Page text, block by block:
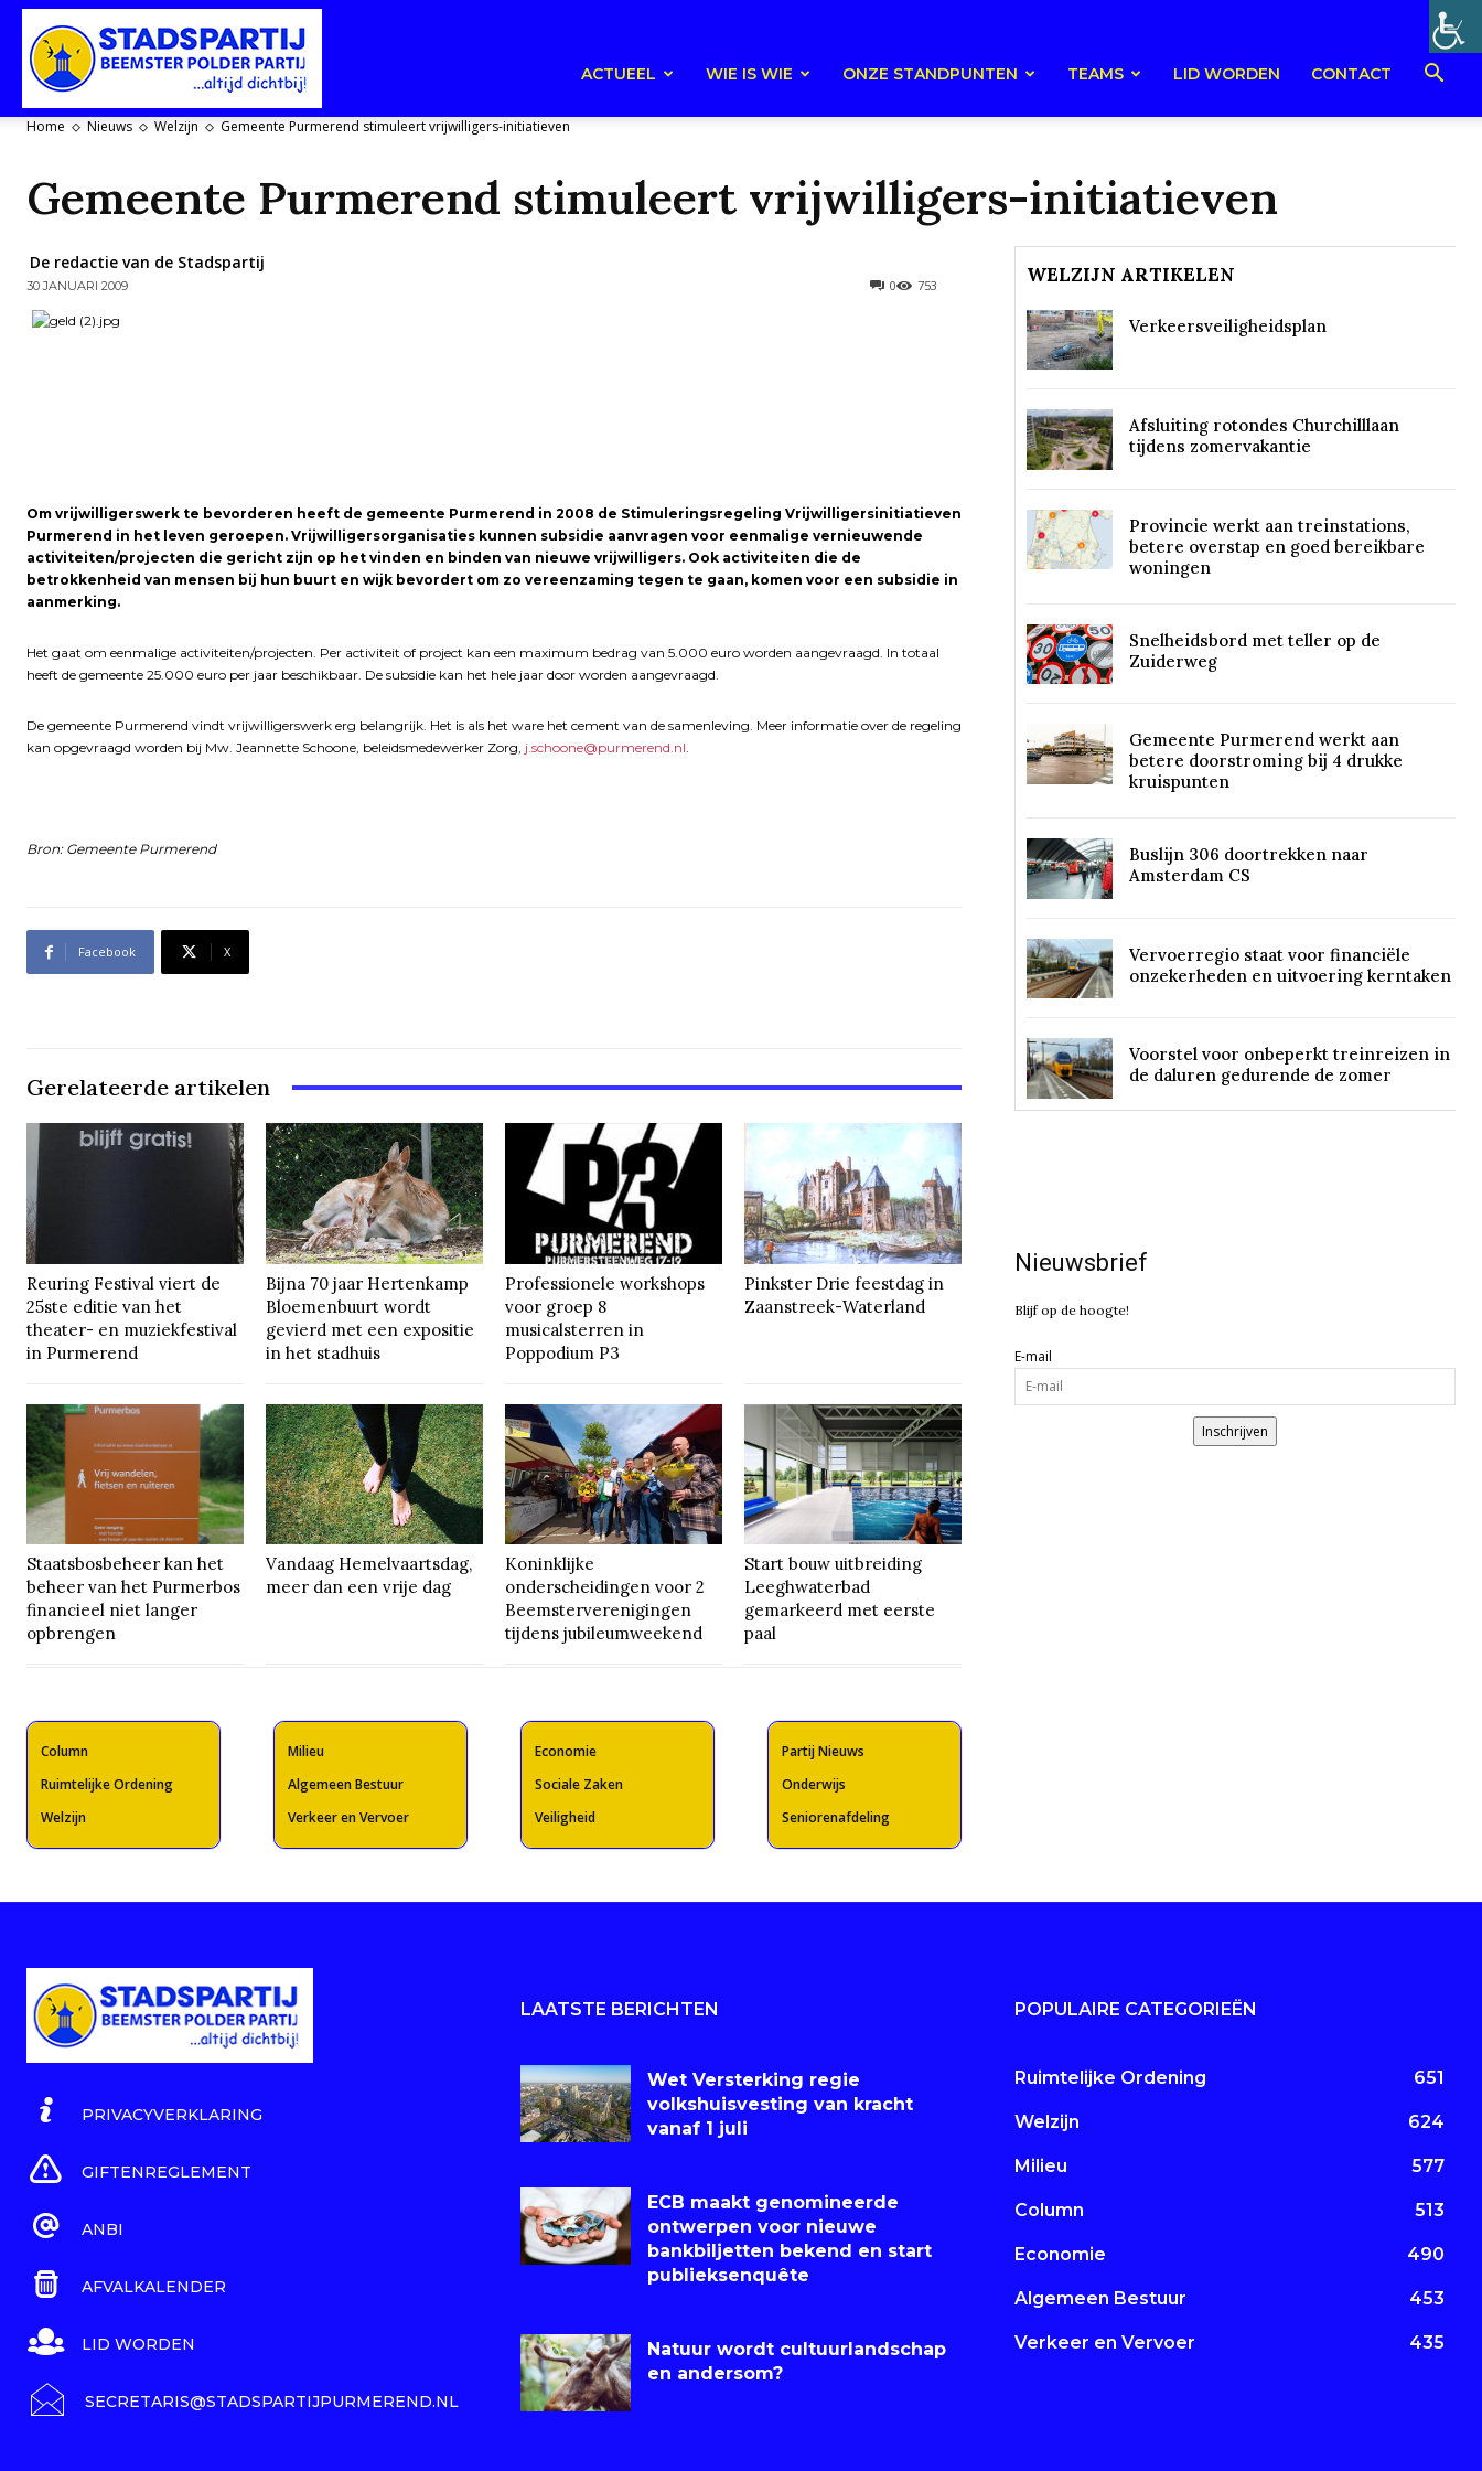
ACTUEEL WIE IS WIE ONZE STANDPUNTEN TEAMS LID WORDEN CONTACT
Home Nieuws Welzijn Gemeente Purmerend stimuleert vrijwilligers-initiatieven
Gemeente Purmerend stimuleert vrijwilligers-initiatieven
De redactie van de Stadspartij
30 JANUARI 2009 753
0
Om vrijwilligerswerk te bevorderen heeft de gemeente Purmerend in 2008 de Stimuleringsregeling Vrijwilligersinitiatieven
Purmerend in het leven geroepen. Vrijwilligersorganisaties kunnen subsidie aanvragen voor eenmalige vernieuwende
activiteiten/projecten die gericht zijn op het vinden en binden van nieuwe vrijwilligers. Ook activiteiten die de
betrokkenheid van mensen bij hun buurt en wijk bevordert om zo vereenzaming tegen te gaan, komen voor een subsidie in
aanmerking.
Het gaat om eenmalige activiteiten/projecten. Per activiteit of project kan een maximum bedrag van 5.000 euro worden aangevraagd. In totaal
heeft de gemeente 25.000 euro per jaar beschikbaar. De subsidie kan het hele jaar door worden aangevraagd.
De gemeente Purmerend vindt vrijwilligerswerk erg belangrijk. Het is als het ware het cement van de samenleving. Meer informatie over de regeling
kan opgevraagd worden bij Mw. Jeannette Schoone, beleidsmedewerker Zorg, j.schoone@purmerend.nl.
Bron: Gemeente Purmerend
Facebook X
Gerelateerde artikelen
Reuring Festival viert de
25ste editie van het
theater- en muziekfestival
in Purmerend
Bijna 70 jaar Hertenkamp
Bloemenbuurt wordt
gevierd met een expositie
in het stadhuis
Professionele workshops
voor groep 8
musicalsterren in
Poppodium P3
Pinkster Drie feestdag in
Zaanstreek-Waterland
Staatsbosbeheer kan het
beheer van het Purmerbos
financieel niet langer
opbrengen
Vandaag Hemelvaartsdag,
meer dan een vrije dag
Koninklijke
onderscheidingen voor 2
Beemsterverenigingen
tijdens jubileumweekend
Start bouw uitbreiding
Leeghwaterbad
gemarkeerd met eerste
paal
Column
Ruimtelijke Ordening
Welzijn
Milieu
Algemeen Bestuur
Verkeer en Vervoer
Economie
Sociale Zaken
Veiligheid
Partij Nieuws
Onderwijs
Seniorenafdeling
WELZIJN ARTIKELEN
Verkeersveiligheidsplan
Afsluiting rotondes Churchilllaan
tijdens zomervakantie
Provincie werkt aan treinstations,
betere overstap en goed bereikbare
woningen
Snelheidsbord met teller op de
Zuiderweg
Gemeente Purmerend werkt aan
betere doorstroming bij 4 drukke
kruispunten
Buslijn 306 doortrekken naar
Amsterdam CS
Vervoerregio staat voor financiële
onzekerheden en uitvoering kerntaken
Voorstel voor onbeperkt treinreizen in
de daluren gedurende de zomer
Nieuwsbrief
Blijf op de hoogte!
E-mail
Inschrijven
PRIVACYVERKLARING
GIFTENREGLEMENT
ANBI
AFVALKALENDER
LID WORDEN
SECRETARIS@STADSPARTIJPURMEREND.NL
LAATSTE BERICHTEN
Wet Versterking regie
volkshuisvesting van kracht
vanaf 1 juli
ECB maakt genomineerde
ontwerpen voor nieuwe
bankbiljetten bekend en start
publieksenquête
Natuur wordt cultuurlandschap
en andersom?
POPULAIRE CATEGORIEËN
Ruimtelijke Ordening 651
Welzijn 624
Milieu 577
Column 513
Economie 490
Algemeen Bestuur 453
Verkeer en Vervoer 435